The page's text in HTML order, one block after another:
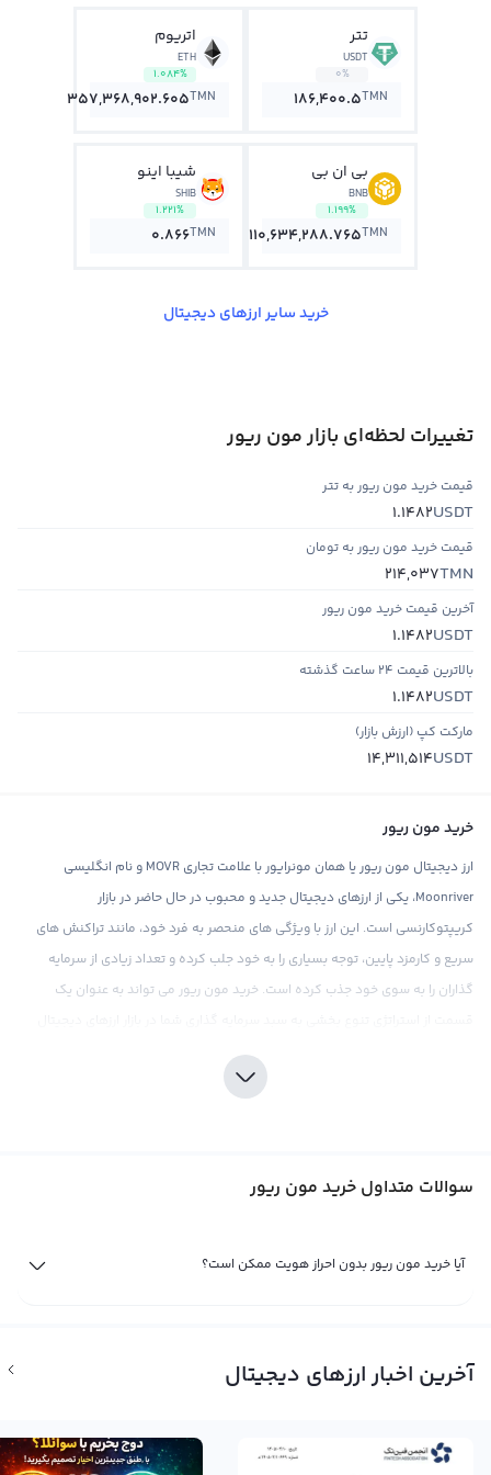
تتر
USDT
0%
186,400.5TMN
اتریوم
ETH
1.084%
357,368,902.605TMN
بی ان بی
BNB
1.199%
110,634,288.765TMN
شیبا اینو
SHIB
1.221%
0.866TMN
خرید سایر ارزهای دیجیتال
تغییرات لحظه‌ای بازار مون ریور
قیمت خرید مون ریور به تتر
USDT
1.1482
قیمت خرید مون ریور به تومان
TMN
214,037
آخرین قیمت خرید مون ریور
USDT
1.1482
بالاترین قیمت ۲۴ ساعت گذشته
USDT
1.1482
مارکت کپ (ارزش بازار)
USDT
14,311,514
خرید مون ریور
ارز دیجیتال مون ریور یا همان مونرایور با علامت تجاری MOVR و نام انگلیسی
Moonriver، یکی از ارزهای دیجیتال جدید و محبوب در حال حاضر در بازار
کریپتوکارنسی است. این ارز با ویژگی های منحصر به فرد خود، مانند تراکنش های
سریع و کارمزد پایین، توجه بسیاری را به خود جلب کرده و تعداد زیادی از سرمایه
گذاران را به سوی خود جذب کرده است. خرید مون ریور می تواند به عنوان یک
در این زمینه، صرافی دیجیتال رابکس امکان خرید مون ریور را با کیفیت بالا و ریسک
مند شوند. تحقیقات و تحلیل جامع با لحاظ نوسانات قیمتی بازار کریپتوکارنسی بسیار
عنوان یکی از ارزهای دیجیتال محبوب و پرطرفدار در بازار رمز ارز معرفی شده است.
با مراجعه به صرافی ارز دیجیتال رابکس این هدف را به راحتی تحقق بخشید.
سوالات متداول خرید مون ریور
آیا خرید مون ریور بدون احراز هویت ممکن است؟
آخرین اخبار ارزهای دیجیتال